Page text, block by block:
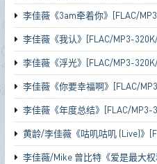
李佳薇《3am牵着你》[FLAC/
李佳薇《我认》[FLAC/MP3-
李佳薇《浮光》[FLAC/MP3-
李佳薇《你要幸福啊》[FLAC/
李佳薇《年度总结》[FLAC/MP3-
黄龄/李佳薇《咕叽咕叽 (Live)》
李佳薇/Mike 曾比特《爱是最大权利